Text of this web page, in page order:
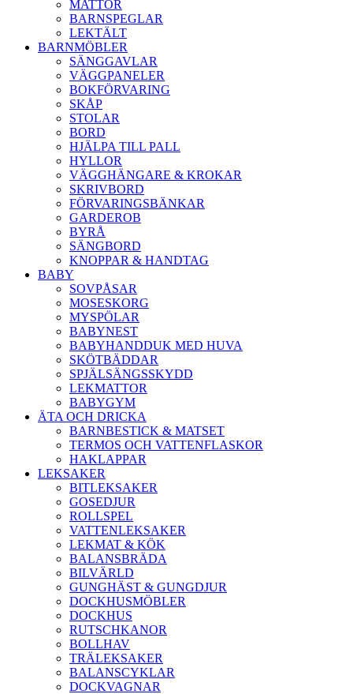
MATTOR
BARNSPEGLAR
LEKTÄLT
BARNMÖBLER
SÄNGGAVLAR
VÄGGPANELER
BOKFÖRVARING
SKÅP
STOLAR
BORD
HJÄLPA TILL PALL
HYLLOR
VÄGGHÄNGARE & KROKAR
SKRIVBORD
FÖRVARINGSBÄNKAR
GARDEROB
BYRÅ
SÄNGBORD
KNOPPAR & HANDTAG
BABY
SOVPÅSAR
MOSESKORG
MYSPÖLAR
BABYNEST
BABYHANDDUK MED HUVA
SKÖTBÄDDAR
SPJÄLSÄNGSSKYDD
LEKMATTOR
BABYGYM
ÄTA OCH DRICKA
BARNBESTICK & MATSET
TERMOS OCH VATTENFLASKOR
HAKLAPPAR
LEKSAKER
BITLEKSAKER
GOSEDJUR
ROLLSPEL
VATTENLEKSAKER
LEKMAT & KÖK
BALANSBRÄDA
BILVÄRLD
GUNGHÄST & GUNGDJUR
DOCKHUSMÖBLER
DOCKHUS
RUTSCHKANOR
BOLLHAV
TRÄLEKSAKER
BALANSCYKLAR
DOCKVAGNAR